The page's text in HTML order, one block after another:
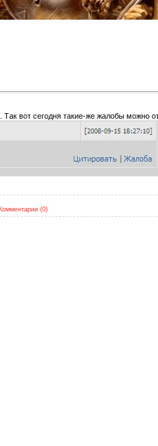
вот сегодня такие-же жалобы можно
Комментарии (0)